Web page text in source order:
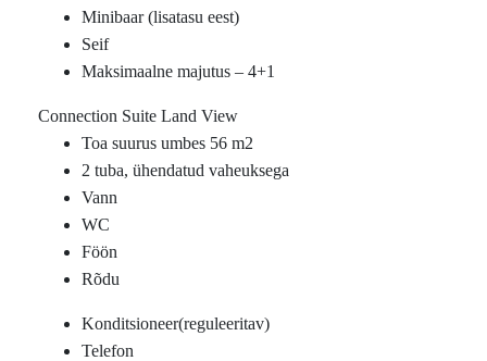
Minibaar (lisatasu eest)
Seif
Maksimaalne majutus – 4+1
Connection Suite Land View
Toa suurus umbes 56 m2
2 tuba, ühendatud vaheuksega
Vann
WC
Föön
Rõdu
Konditsioneer(reguleeritav)
Telefon